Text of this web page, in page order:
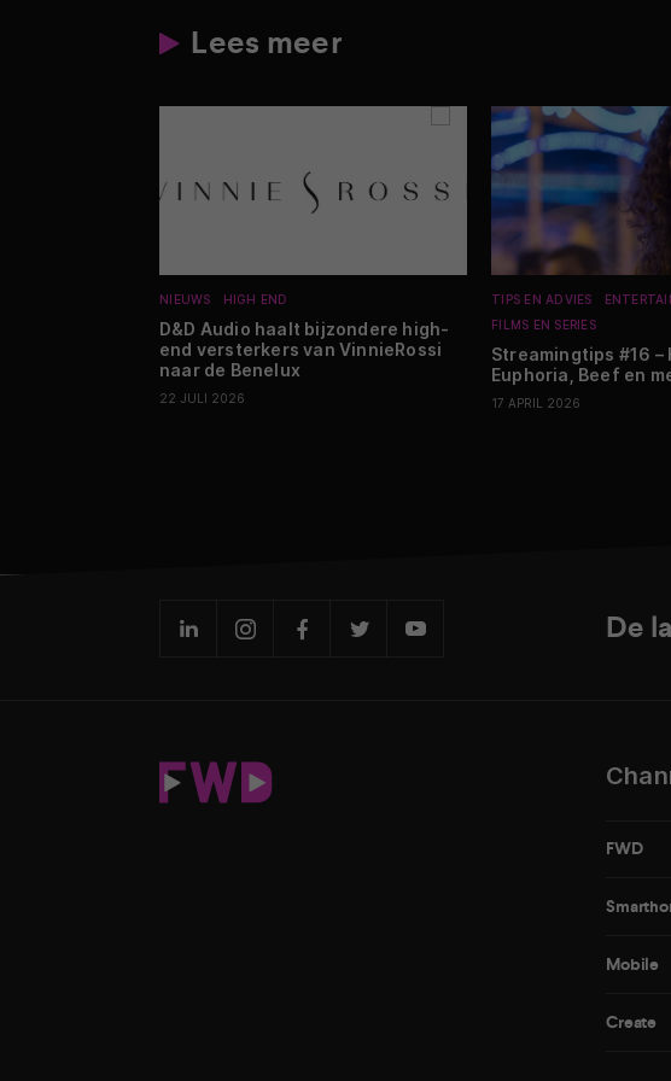
Lees meer
NIEUWS HIGH END
D&D Audio haalt bijzondere high-
end versterkers van VinnieRossi
naar de Benelux
22 JULI 2026
TIPS EN ADVIES
FILMS EN SERIES
Streamingtips #16 –
Euphoria, Beef en
17 APRIL 2026
De
FWD
Mobile
Create